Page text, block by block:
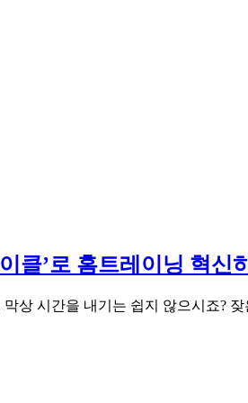
클’로 홈트레이닝 혁신
상 시간을 내기는 쉽지 않으시죠?